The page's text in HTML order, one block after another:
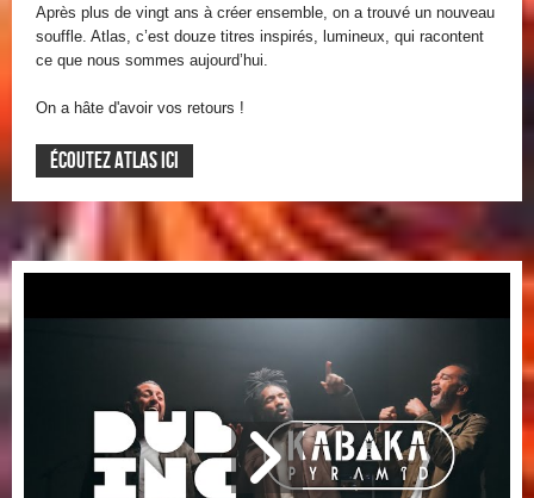
Après plus de vingt ans à créer ensemble, on a trouvé un nouveau
souffle. Atlas, c’est douze titres inspirés, lumineux, qui racontent
ce que nous sommes aujourd’hui.
On a hâte d'avoir vos retours !
ÉCOUTEZ ATLAS ICI